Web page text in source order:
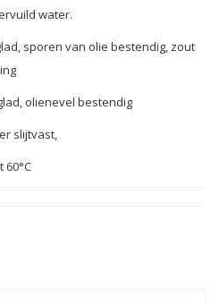
water.
, sporen van olie bestendig, zout
, olienevel bestendig
slijtvast,
60°C